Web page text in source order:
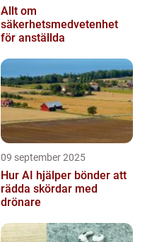
Allt om
säkerhetsmedvetenhet
för anställda
09 september 2025
Hur AI hjälper bönder att
rädda skördar med
drönare